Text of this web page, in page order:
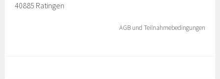
40885 Ratingen
AGB und Teilnahmebedingungen